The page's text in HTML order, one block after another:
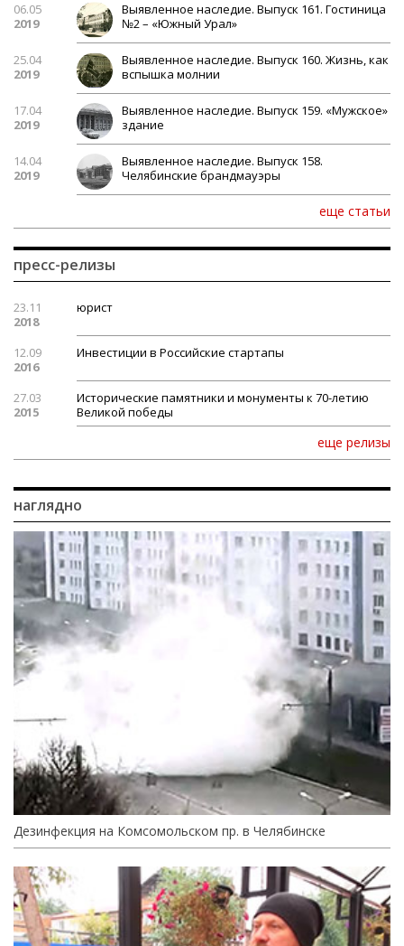
06.05
2019
Выявленное наследие. Выпуск 161. Гостиница
№2 – «Южный Урал»
25.04
2019
Выявленное наследие. Выпуск 160. Жизнь, как
вспышка молнии
17.04
2019
Выявленное наследие. Выпуск 159. «Мужское»
здание
14.04
2019
Выявленное наследие. Выпуск 158.
Челябинские брандмауэры
еще статьи
пресс-релизы
23.11
2018
юрист
12.09
2016
Инвестиции в Российские стартапы
27.03
2015
Исторические памятники и монументы к 70-летию
Великой победы
еще релизы
наглядно
Дезинфекция на Комсомольском пр. в Челябинске